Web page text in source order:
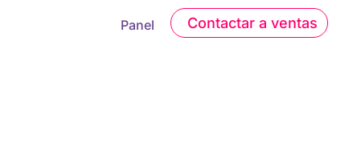
Panel Contactar a ventas